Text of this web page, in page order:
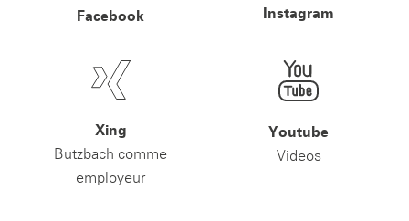
Facebook Instagram
Xing
Butzbach comme
employeur
Youtube
Videos